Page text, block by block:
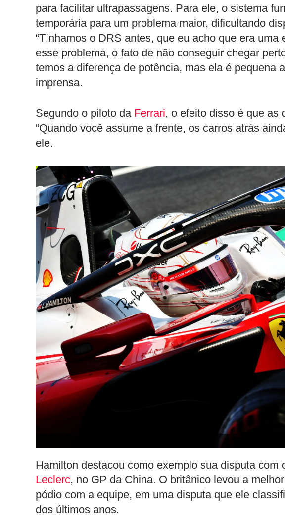
para facilitar ultrapassagens. Para ele, o sistema
temporária para um problema maior, dificultando
“Tínhamos o DRS antes, que eu acho que era
esse problema, o fato de não conseguir chegar
temos a diferença de potência, mas ela é pequena
imprensa.
Segundo o piloto da Ferrari, o efeito disso é que as
“Quando você assume a frente, os carros atrás
ele.
Hamilton destacou como exemplo sua disputa com
Leclerc, no GP da China. O britânico levou a
pódio com a equipe, em uma disputa que ele
dos últimos anos.